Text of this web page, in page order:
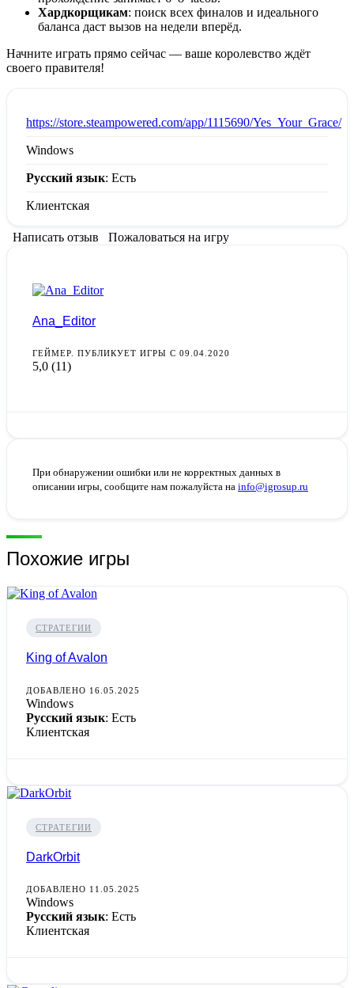
Хардкорщикам: поиск всех финалов и идеального
баланса даст вызов на недели вперёд.
Начните играть прямо сейчас — ваше королевство ждёт
своего правителя!
https://store.steampowered.com/app/1115690/Yes_Your_Grace/
Windows
Русский язык: Есть
Клиентская
Написать отзыв Пожаловаться на игру
Ana_Editor
ГЕЙМЕР. ПУБЛИКУЕТ ИГРЫ С 09.04.2020
5,0 (11)
При обнаружении ошибки или не корректных данных в
описании игры, сообщите нам пожалуйста на info@igrosup.ru
Похожие игры
СТРАТЕГИИ
King of Avalon
ДОБАВЛЕНО 16.05.2025
Windows
Русский язык: Есть
Клиентская
СТРАТЕГИИ
DarkOrbit
ДОБАВЛЕНО 11.05.2025
Windows
Русский язык: Есть
Клиентская